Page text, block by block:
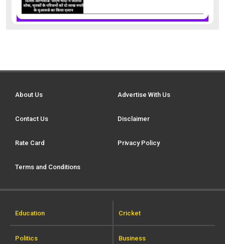
About Us Advertise With Us
Contact Us Disclaimer
Rate Card Privacy Policy
Terms and Conditions
Education Cricket
Politics Business